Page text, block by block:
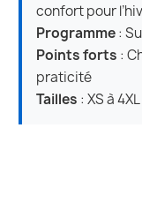
confort pour
Programme:
Points forts :
praticité
Tailles : XS à